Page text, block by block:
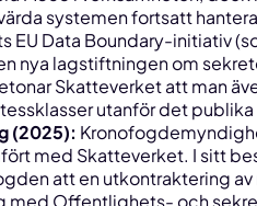
systemen fortsatt
EU Data Boundary-initiativ
nya lagstiftningen om
Skatteverket att man
utanför det
(2025):
med Skatteverket. I sitt
att en utkontraktering
med Offentlighets- och